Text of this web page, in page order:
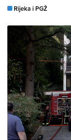
Rijeka i PGŽ